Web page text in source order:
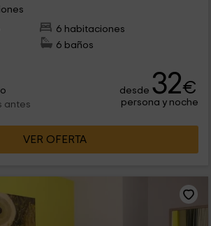
6 habitaciones
6 baños
antes
desde 32€
persona y noche
VER OFERTA